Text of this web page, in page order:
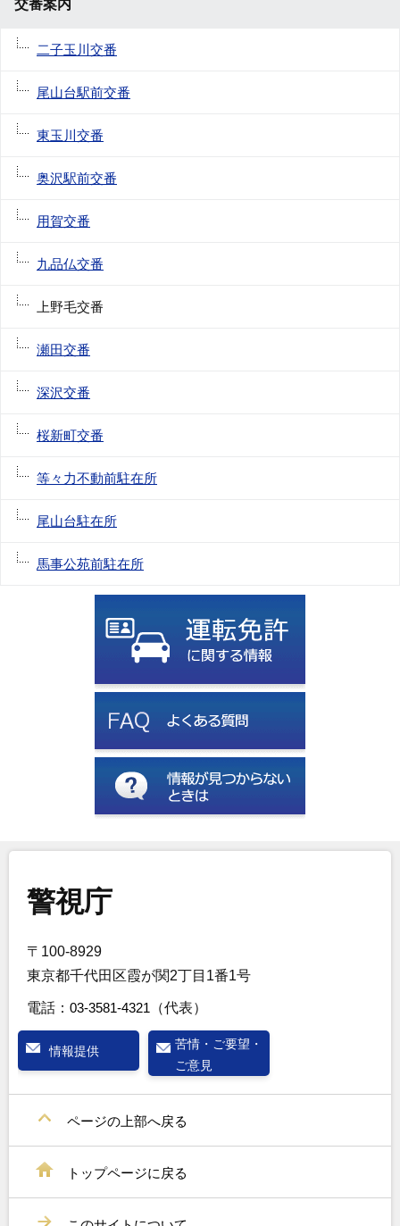
交番案内
二子玉川交番
尾山台駅前交番
東玉川交番
奥沢駅前交番
用賀交番
九品仏交番
上野毛交番
瀬田交番
深沢交番
桜新町交番
等々力不動前駐在所
尾山台駐在所
馬事公苑前駐在所
警視庁
〒100-8929
東京都千代田区霞が関2丁目1番1号
電話： 03-3581-4321 （代表）
情報提供
苦情・ご要望・
ご意見
ページの上部へ戻る
トップページに戻る